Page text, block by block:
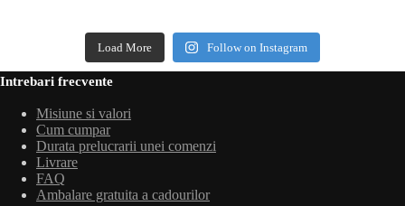
Load More Follow on Instagram
Intrebari frecvente
Misiune si valori
Cum cumpar
Durata prelucrarii unei comenzi
Livrare
FAQ
Ambalare gratuita a cadourilor